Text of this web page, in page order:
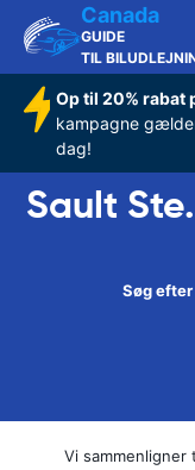
Canada
GUIDE
TIL
Op til 20% rabat
kampagne
dag!
Sault
Søg
Vi